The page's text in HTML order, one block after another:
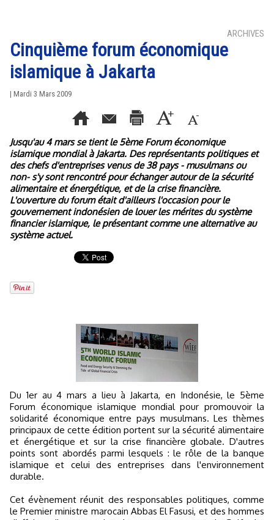
ARCHIVES
Cinquième forum économique
islamique à Jakarta
| Mardi 3 Mars 2009
Jusqu'au 4 mars se tient le 5ème Forum économique
islamique mondial à Jakarta. Des représentants politiques et
des chefs d'entreprises venus de 38 pays - musulmans ou
non- s'y sont rencontré pour échanger autour de la sécurité
alimentaire et énergétique, et de la crise financière.
L'ouverture du forum était d'ailleurs l'occasion pour le
gouvernement indonésien de louer les mérites du système
financier islamique, le présentant comme une alternative au
système actuel.
Du 1er au 4 mars a lieu à Jakarta, en Indonésie, le 5ème
Forum économique islamique mondial pour promouvoir la
solidarité économique entre pays musulmans. Les thèmes
principaux de cette édition portent sur la sécurité alimentaire
et énergétique et sur la crise financière globale. D'autres
points sont abordés parmi lesquels : le rôle de la banque
islamique et celui des entreprises dans l'environnement
durable.
Cet évènement réunit des responsables politiques, comme
le Premier ministre marocain Abbas El Fasusi, et des hommes